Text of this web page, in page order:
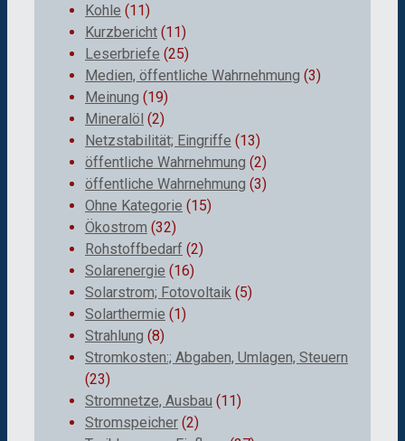
Kohle (11)
Kurzbericht (11)
Leserbriefe (25)
Medien, öffentliche Wahrnehmung (3)
Meinung (19)
Mineralöl (2)
Netzstabilität; Eingriffe (13)
öffentliche Wahrnehmung (2)
öffentliche Wahrnehmung (3)
Ohne Kategorie (15)
Ökostrom (32)
Rohstoffbedarf (2)
Solarenergie (16)
Solarstrom; Fotovoltaik (5)
Solarthermie (1)
Strahlung (8)
Stromkosten:; Abgaben, Umlagen, Steuern
(23)
Stromnetze, Ausbau (11)
Stromspeicher (2)